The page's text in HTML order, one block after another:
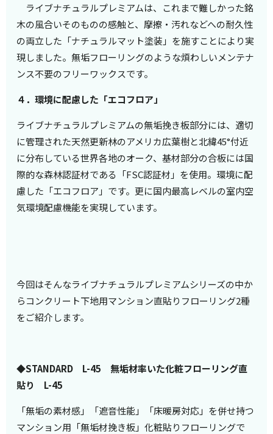
ライブナチュラルプレミアムは、これまで難しかった銘
木の風合いそのものの感触と、摩擦・汚れなどへの耐久性
の両立した「ナチュラルマット塗装」を施すことにより実
現しました。無垢フローリングのような煩わしいメンテナ
ンス不要のフリーワックスです。
４．環境に配慮した「エコフロア」
ライブナチュラルプレミアムの無垢挽き板部分には、適切
に管理された天然更新林のアメリカ広葉樹と北緯45°付近
に分布している世界各地のオーク、基材部分の合板には国
際的な森林認証材である「FSC認証材」を使用。環境に配
慮した「エコフロア」です。更に国内最高レベルの室内空
気環境配慮機能を実現しています。
今回はそんなライブナチュラルプレミアムシリーズの中か
らコンクリート下地用マンション直貼りフローリング2種
をご紹介します。
◆STANDARD L-45 無垢材率いた化粧フローリング直
貼り L-45
「無垢の素材感」「遮音性能」「床暖房対応」を併せ持つ
マンション用「無垢材挽き板」化粧貼りフローリングで